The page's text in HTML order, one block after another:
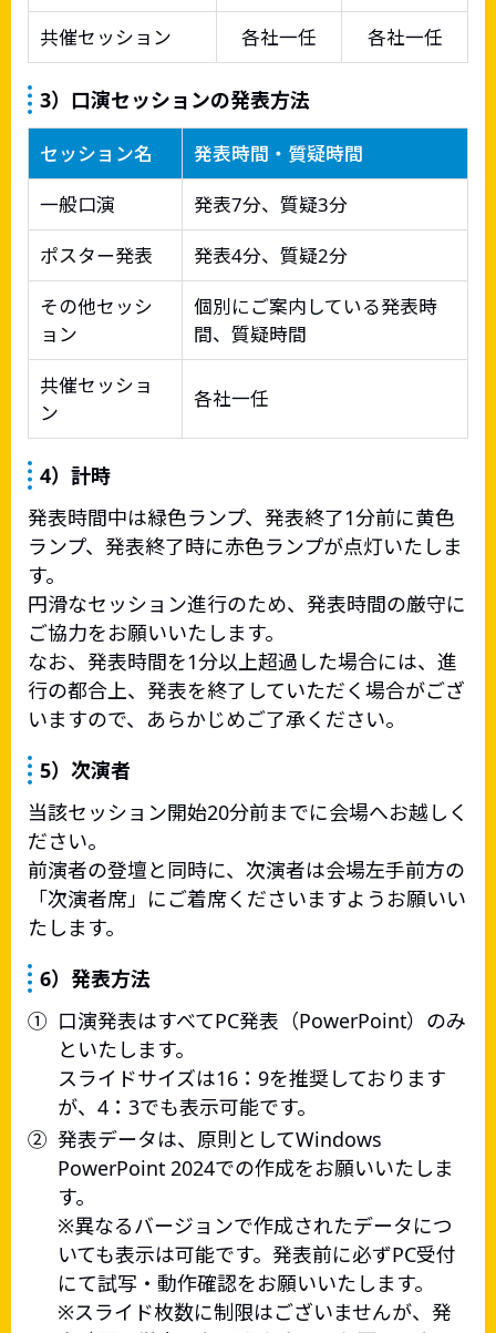
共催セッション 各社一任 各社一任
3）口演セッションの発表方法
セッション名
発表時間・質疑時間
一般口演
発表7分、質疑3分
ポスター発表
発表4分、質疑2分
その他セッシ
ョン
個別にご案内している発表時
間、質疑時間
共催セッショ
ン
各社一任
4）計時
発表時間中は緑色ランプ、発表終了1分前に黄色
ランプ、発表終了時に赤色ランプが点灯いたしま
す。
円滑なセッション進行のため、発表時間の厳守に
ご協力をお願いいたします。
なお、発表時間を1分以上超過した場合には、進
行の都合上、発表を終了していただく場合がござ
いますので、あらかじめご了承ください。
5）次演者
当該セッション開始20分前までに会場へお越しく
ださい。
前演者の登壇と同時に、次演者は会場左手前方の
「次演者席」にご着席くださいますようお願いい
たします。
6）発表方法
① 口演発表はすべてPC発表（PowerPoint）のみ
といたします。
スライドサイズは16：9を推奨しております
が、4：3でも表示可能です。
② 発表データは、原則としてWindows
PowerPoint 2024での作成をお願いいたしま
す。
※異なるバージョンで作成されたデータにつ
いても表示は可能です。発表前に必ずPC受付
にて試写・動作確認をお願いいたします。
※スライド枚数に制限はございませんが、発